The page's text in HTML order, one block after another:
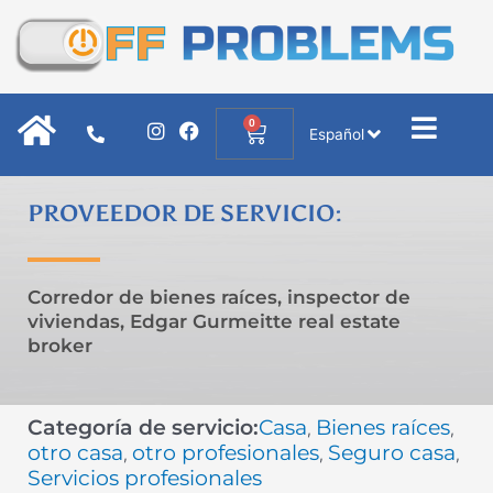
contenido
I
a
g
m
F
b
o
0
Cart Español
PROVEEDOR DE SERVICIO:
Corredor de bienes raíces, inspector de
viviendas, Edgar Gurmeitte real estate
broker
Categoría de servicio:Casa, Bienes raíces,
otro casa, otro profesionales, Seguro casa,
Servicios profesionales